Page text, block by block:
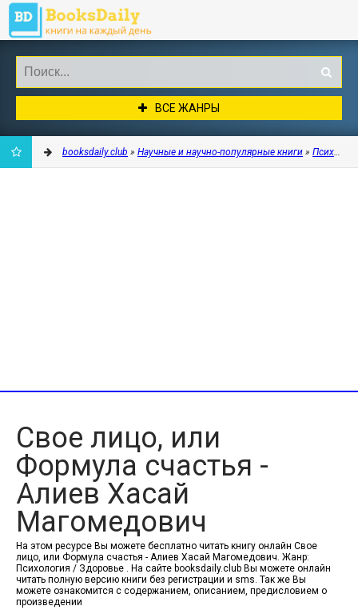
ВСЕ ЖАНРЫ
booksdaily.club » Научные и научно-популярные книги »
Свое лицо, или
Формула счастья -
Алиев Хасай
Магомедович
На этом ресурсе Вы можете бесплатно читать книгу онлайн Свое
лицо, или Формула счастья - Алиев Хасай Магомедович. Жанр:
Психология / Здоровье . На сайте booksdaily.club Вы можете онлайн
читать полную версию книги без регистрации и sms. Так же Вы
можете ознакомится с содержанием, описанием, предисловием о
произведении